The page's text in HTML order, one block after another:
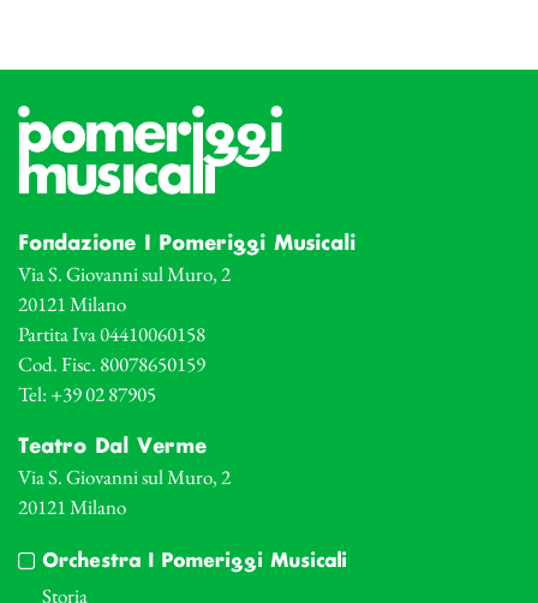
Fondazione I Pomeriggi Musicali
Via S. Giovanni sul Muro, 2
20121 Milano
Partita Iva 04410060158
Cod. Fisc. 80078650159
Tel: +39 02 87905
Teatro Dal Verme
Via S. Giovanni sul Muro, 2
20121 Milano
Orchestra I Pomeriggi Musicali
Storia